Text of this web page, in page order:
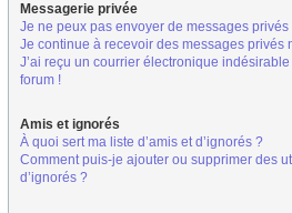
Messagerie privée
Je ne peux pas envoyer de messages privés
Je continue à recevoir des messages privés
J’ai reçu un courrier électronique
forum !
Amis et ignorés
À quoi sert ma liste d’amis et d’ignorés ?
Comment puis-je ajouter ou supprimer des
d’ignorés ?